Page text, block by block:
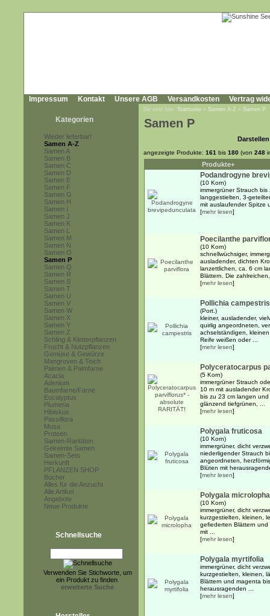
Impressum Kontakt Unsere AGB Versandkosten Vertrag
Kategorien
Wieder lieferbar!
Samen A-Z
Samen A
Samen B
Samen C
Samen D
Samen E
Samen F
Samen G
Samen H
Samen I
Samen J
Samen K
Samen L
Samen M
Samen N
Samen O
Samen P
Samen Q
Samen R
Samen S
Samen T
Samen U
Samen V
Samen W
Samen X
Samen Y
Samen Z
Schling & Kletterpflanzen
Frucht & Nutzpflanzen
Gemüse & Gewürze
Mangroven & Teich
Palmen & Palmfarne
Acacia
Adenium
Baumfarne/Farne
Eucalyptus
Plumeria
Hibiskus
Passiflora
Musa
Proteen
Samen-Raritäten
Gekeimte Samen
Samen-Sets
Herkunft
PFLANZEN SHOP
Bücher
Alles für die Anzucht
Alle Artikel
Angebote
Neue Produkte
Schnellsuche
Verwenden Sie Stichworte, um
ein Produkt zu finden.
erweiterte Suche
Sie sind hier: Startseite » Samen A-Z » Samen P
Samen P
angezeigte Produkte: 161 bis 180 (von 248
Produkte+
Podandrogyne
(10 Korn)
immergrüner Strauch
langgestielten, 3-
mit auslaufender Spitze
[mehr lesen]
Poecilanthe
(10 Korn)
schnellwüchsiger,
ausladender, dichten
lanzettlichen, ca. 6 cm
Blättern. Die
[mehr lesen]
Pollichia campestris
(Port.)
kleiner, ausladender,
quirlig angeordneten,
achselständigen,
Reife weißen oder ...
[mehr lesen]
Polyceratocarpus
(5 Korn)
immergrüner Strauch
10 m mit ausladender
bis zu 23 cm langen
glänzend tiefgrünen, ...
[mehr lesen]
Polygala fruticosa
(10 Korn)
immergrüner, dicht
niederligender Strauch
angeordneten,
Blüten mit
[mehr lesen]
Polygala microlopha
(10 Korn)
immergrüner, dicht
kurzgestielten, kleinen,
gefiederten Blättern und
mit ...
[mehr lesen]
Polygala myrtifolia
immergrüner, dicht
kurzgestielten, kleinen,
Blättern und magenta
herausragenden ...
[mehr lesen]